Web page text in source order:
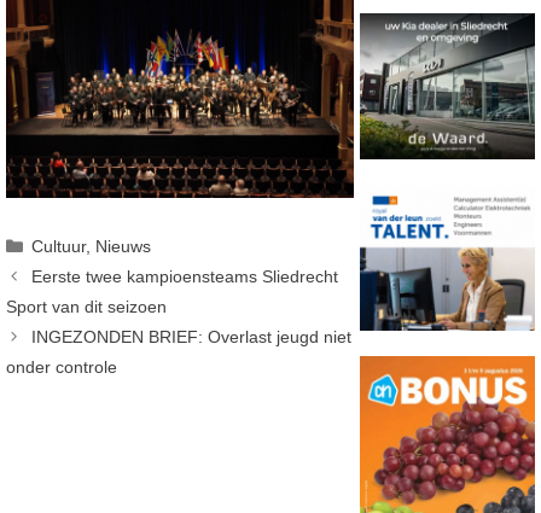
Categorieën
Cultuur, Nieuws
Eerste twee kampioensteams Sliedrecht
Sport van dit seizoen
INGEZONDEN BRIEF: Overlast jeugd niet
onder controle